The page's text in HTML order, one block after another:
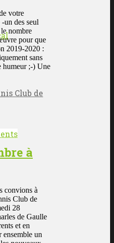
votre
un des seul
nombre
pour que
2019-2020 :
sans
humeur ;-) Une
Club de
à
convions à
Club de
28
de Gaulle
et en
ensemble un